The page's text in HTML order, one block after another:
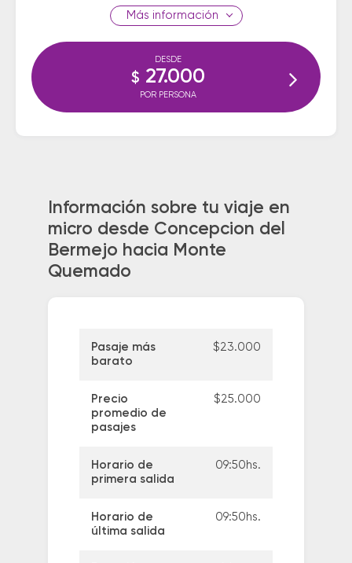
información
DESDE
$ 27.000
POR PERSONA
Información sobre tu viaje en
micro desde Concepcion del
Bermejo hacia Monte
Quemado
Pasaje más
barato
$23.000
Precio
promedio de
pasajes
$25.000
Horario de
primera salida
09:50hs.
Horario de
última salida
09:50hs.